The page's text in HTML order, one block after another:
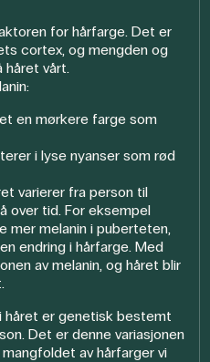
for hårfarge. Det er
cortex, og mengden og
vårt.
en mørkere farge som
i lyse nyanser som rød
varierer fra person til
over tid. For eksempel
mer melanin i puberteten,
endring i hårfarge. Med
av melanin, og håret blir
håret er genetisk bestemt
Det er denne variasjonen
av hårfarger vi